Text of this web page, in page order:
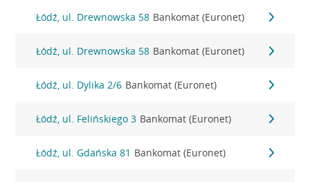
Łódź, ul. Drewnowska 58 Bankomat (Euronet)
Łódź, ul. Drewnowska 58 Bankomat (Euronet)
Łódź, ul. Dylika 2/6 Bankomat (Euronet)
Łódź, ul. Felińskiego 3 Bankomat (Euronet)
Łódź, ul. Gdańska 81 Bankomat (Euronet)